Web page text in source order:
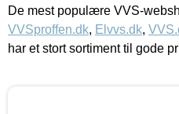
De mest populære VVS-
VVSproffen.dk, Elvvs.dk,
har et stort sortiment til gode